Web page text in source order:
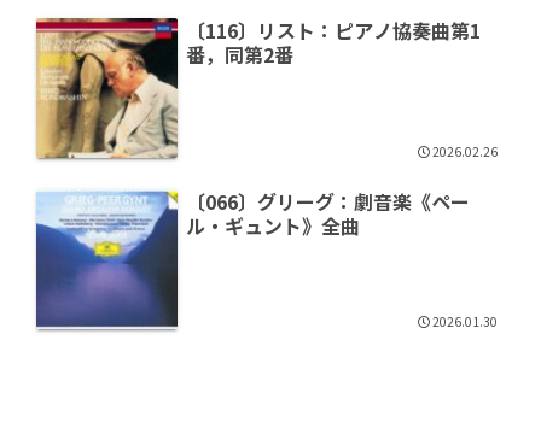
〔116〕リスト：ピアノ協奏曲第1
番，同第2番
2026.02.26
〔066〕グリーグ：劇音楽《ペー
ル・ギュント》全曲
2026.01.30